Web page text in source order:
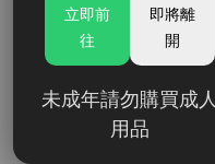
立即前
往
即將離
開
未成年請勿購買成人
用品